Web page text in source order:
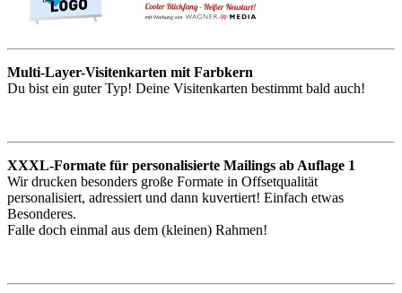
Multi-Layer-Visitenkarten mit Farbkern
Du bist ein guter Typ! Deine Visitenkarten bestimmt bald auch!
XXXL-Formate für personalisierte Mailings ab Auflage 1
Wir drucken besonders große Formate in Offsetqualität
personalisiert, adressiert und dann kuvertiert! Einfach etwas
Besonderes.
Falle doch einmal aus dem (kleinen) Rahmen!